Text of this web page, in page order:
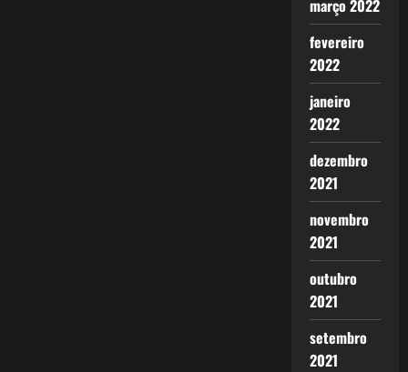
março 2022
fevereiro
2022
janeiro
2022
dezembro
2021
novembro
2021
outubro
2021
setembro
2021